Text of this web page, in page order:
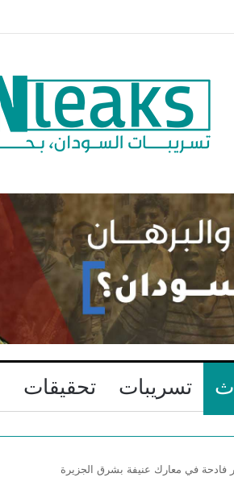
تسريبات تحقيقات
فادحة في معارك عنيفة بشرق الجزيرة